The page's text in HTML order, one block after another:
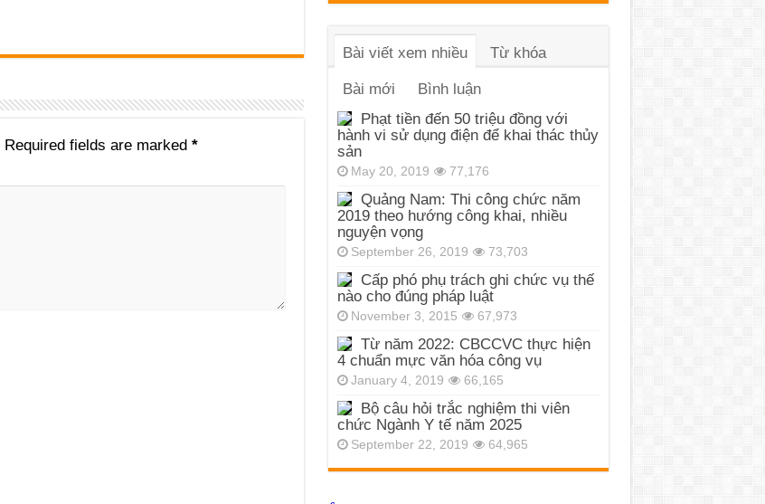
Required fields are marked *
Bài viết xem nhiều Từ khóa
Bài mới
Bình luận
Phạt tiền đến 50 triệu đồng với
hành vi sử dụng điện để khai thác thủy
sản
May 20, 2019 77,176
Quảng Nam: Thi công chức năm
2019 theo hướng công khai, nhiều
nguyện vọng
September 26, 2019 73,703
Cấp phó phụ trách ghi chức vụ thế
nào cho đúng pháp luật
November 3, 2015 67,973
Từ năm 2022: CBCCVC thực hiện
4 chuẩn mực văn hóa công vụ
January 4, 2019 66,165
Bộ câu hỏi trắc nghiệm thi viên
chức Ngành Y tế năm 2025
September 22, 2019 64,965